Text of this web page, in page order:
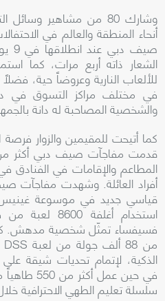
وشارك 80 من مشاهير
أنحاء المنطقة والعالم في
في مختلف مراكز التسوق
والشخصية المصاحبة له دانة بالجمهور 28
كما أتيحت للمقيمين والزوار
المطاعم والإقامات في الفنادق
أفراد العائلة. وشهدت مفاجآت
قياسي جديد في موسوعة
استخدام أغلفة
فسيفساء تمثّل شخصية مدهش.
من 88 ألف جولة من لعبة DSS
الذكية، لإتمام تحديات شيقة
في حين عمل
سلسلة تعليم الطهي الاحترافية